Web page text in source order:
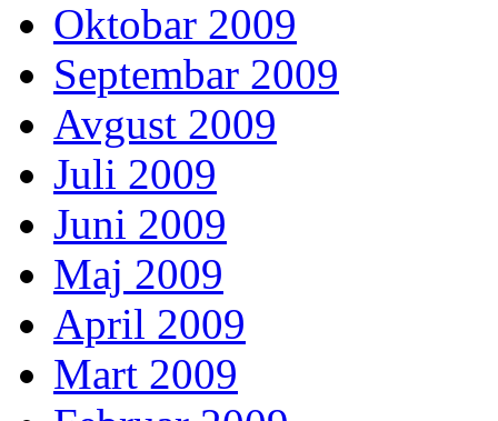
Oktobar 2009
Septembar 2009
Avgust 2009
Juli 2009
Juni 2009
Maj 2009
April 2009
Mart 2009